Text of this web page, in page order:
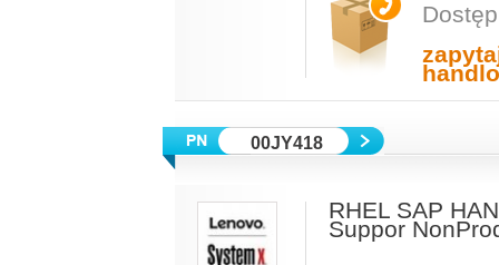
00JY418
RHEL SAP
Suppor